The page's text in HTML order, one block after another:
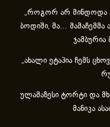
„როგორ არ მინდოდა
ბოდიში, მა… მამაჩემმა
ჯამბურია
„ახა­ლი ეტა­პია ჩემს
ულამაზესი ტორტი და
მანიკა